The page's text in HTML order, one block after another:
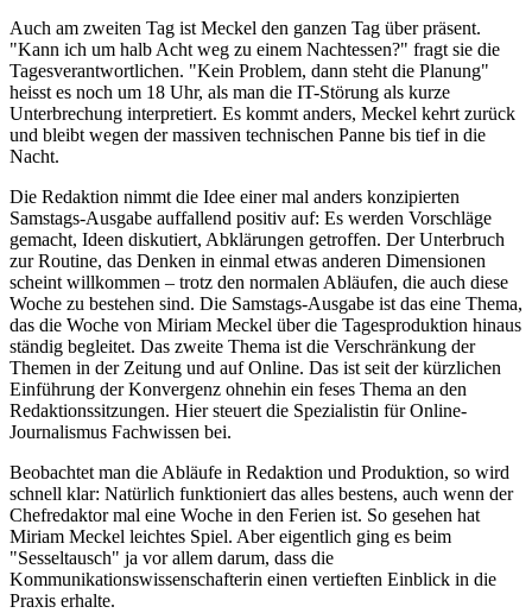
Auch am zweiten Tag ist Meckel den ganzen Tag über präsent.
"Kann ich um halb Acht weg zu einem Nachtessen?" fragt sie die
Tagesverantwortlichen. "Kein Problem, dann steht die Planung"
heisst es noch um 18 Uhr, als man die IT-Störung als kurze
Unterbrechung interpretiert. Es kommt anders, Meckel kehrt zurück
und bleibt wegen der massiven technischen Panne bis tief in die
Nacht.
Die Redaktion nimmt die Idee einer mal anders konzipierten
Samstags-Ausgabe auffallend positiv auf: Es werden Vorschläge
gemacht, Ideen diskutiert, Abklärungen getroffen. Der Unterbruch
zur Routine, das Denken in einmal etwas anderen Dimensionen
scheint willkommen – trotz den normalen Abläufen, die auch diese
Woche zu bestehen sind. Die Samstags-Ausgabe ist das eine Thema,
das die Woche von Miriam Meckel über die Tagesproduktion hinaus
ständig begleitet. Das zweite Thema ist die Verschränkung der
Themen in der Zeitung und auf Online. Das ist seit der kürzlichen
Einführung der Konvergenz ohnehin ein feses Thema an den
Redaktionssitzungen. Hier steuert die Spezialistin für Online-
Journalismus Fachwissen bei.
Beobachtet man die Abläufe in Redaktion und Produktion, so wird
schnell klar: Natürlich funktioniert das alles bestens, auch wenn der
Chefredaktor mal eine Woche in den Ferien ist. So gesehen hat
Miriam Meckel leichtes Spiel. Aber eigentlich ging es beim
"Sesseltausch" ja vor allem darum, dass die
Kommunikationswissenschafterin einen vertieften Einblick in die
Praxis erhalte.